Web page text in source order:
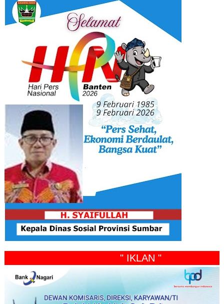
" IKLAN "